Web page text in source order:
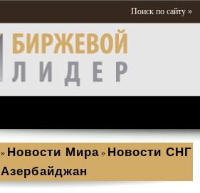
Поиск по сайту »
» Новости Мира » Новости СНГ
Азербайджан